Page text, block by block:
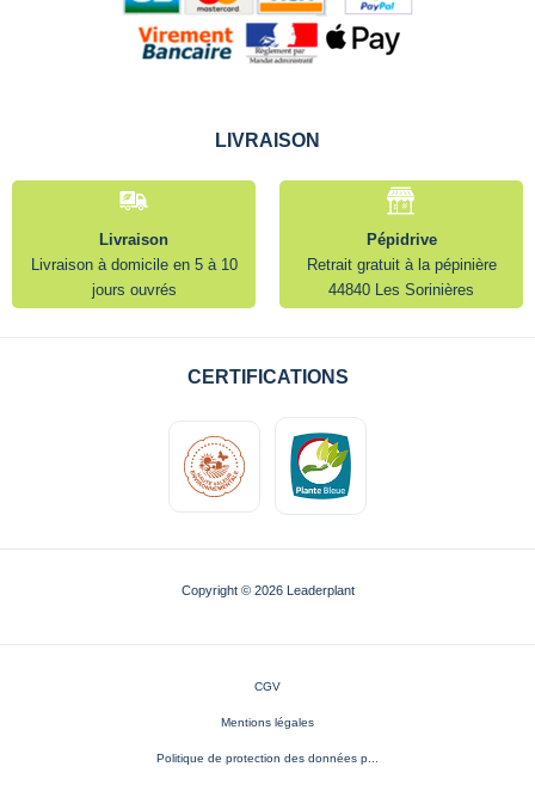
LIVRAISON
Livraison
Livraison à domicile en 5 à 10
jours ouvrés
Pépidrive
Retrait gratuit à la pépinière
44840 Les Sorinières
CERTIFICATIONS
Copyright © 2026 Leaderplant
CGV
Mentions légales
Politique de protection des données p...